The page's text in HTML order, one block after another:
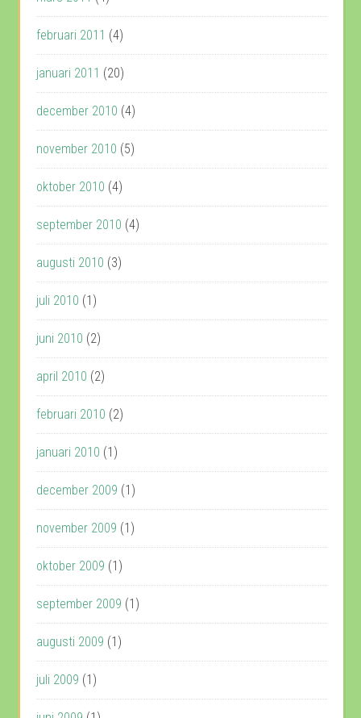
februari 2011 (4)
januari 2011 (20)
december 2010 (4)
november 2010 (5)
oktober 2010 (4)
september 2010 (4)
augusti 2010 (3)
juli 2010 (1)
juni 2010 (2)
april 2010 (2)
februari 2010 (2)
januari 2010 (1)
december 2009 (1)
november 2009 (1)
oktober 2009 (1)
september 2009 (1)
augusti 2009 (1)
juli 2009 (1)